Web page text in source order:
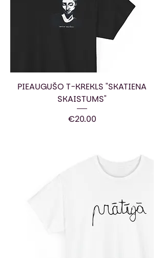
PIEAUGUŠO T-KREKLS "SKATIENA
SKAISTUMS"
Price
€20.00